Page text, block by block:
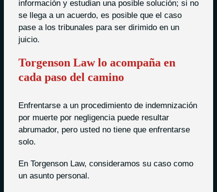
información y estudian una posible solución; si no
se llega a un acuerdo, es posible que el caso
pase a los tribunales para ser dirimido en un
juicio.
Torgenson Law lo acompaña en
cada paso del camino
Enfrentarse a un procedimiento de indemnización
por muerte por negligencia puede resultar
abrumador, pero usted no tiene que enfrentarse
solo.
En Torgenson Law, consideramos su caso como
un asunto personal.